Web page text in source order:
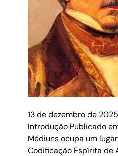
13 de dezembro de 2025
Introdução Publicado
Médiuns ocupa um
Codificação Espírita de